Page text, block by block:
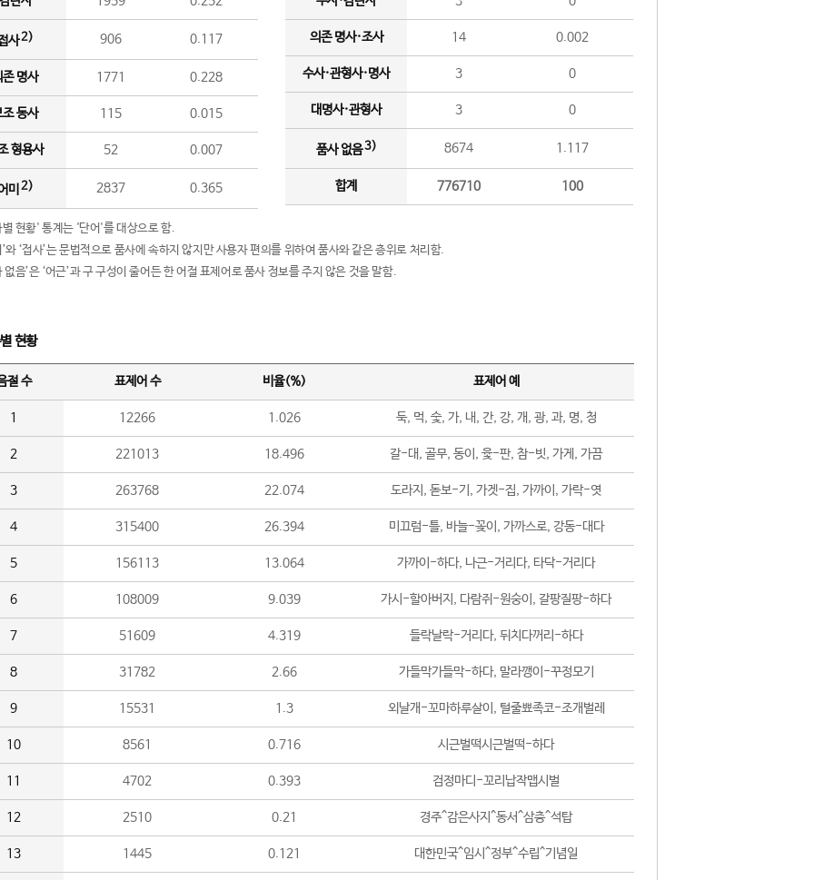
사2) 906 0.117
존 명사 1771 0.228
조 동사 115 0.015
형용사 52 0.007
미 2) 2837 0.365
의존 명사·조사 14 0.002
수사·관형사·명사 3 0
대명사·관형사 3 0
품사 없음3) 8674 1.117
합계 776710 100
현황' 통계는 '단어'를 대상으로 함.
와 ‘접사’는 문법적으로 품사에 속하지 않지만 사용자 편의를 위하여 품사와 같은 층위로 처리함.
없음’은 ‘어근’과 구 구성이 줄어든 한 어절 표제어로 품사 정보를 주지 않은 것을 말함.
현황
절 수 표제어 수 비율(%) 표제어 예
1 12266 1.026 둑, 먹, 숯, 가, 내, 간, 강, 개, 광, 과, 명, 청
2 221013 18.496 갈-대, 골무, 동이, 윷-판, 참-빗, 가게, 가끔
3 263768 22.074 도라지, 돋보-기, 가겟-집, 가까이, 가락-엿
4 315400 26.394 미끄럼-틀, 바늘-꽂이, 가까스로, 강동-대다
5 156113 13.064 가까이-하다, 나근-거리다, 타닥-거리다
6 108009 9.039 가시-할아버지, 다람쥐-원숭이, 갈팡질팡-하다
7 51609 4.319 들락날락-거리다, 뒤치다꺼리-하다
8 31782 2.66 가들막가들막-하다, 말라깽이-꾸정모기
9 15531 1.3 외날개-꼬마하루살이, 털줄뾰족코-조개벌레
10 8561 0.716 시근벌떡시근벌떡-하다
11 4702 0.393 검정마디-꼬리납작맵시벌
12 2510 0.21 경주^감은사지^동서^삼층^석탑
13 1445 0.121 대한민국^임시^정부^수립^기념일